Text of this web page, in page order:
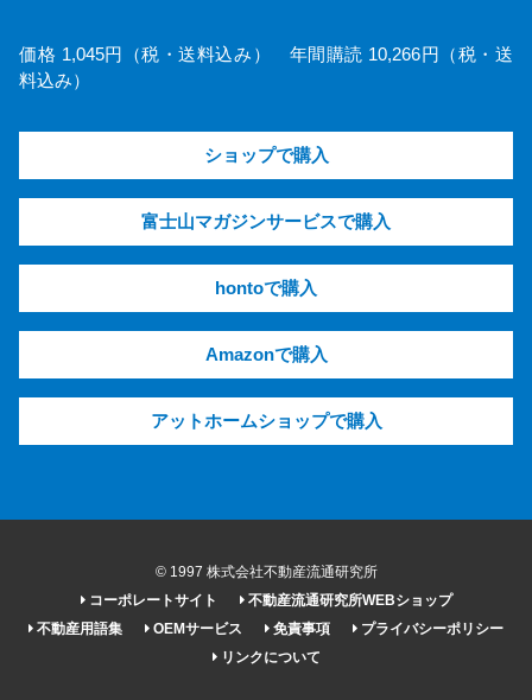
価格 1,045円（税・送料込み） 年間購読 10,266円（税・送
料込み）
ショップで購入
富士山マガジンサービスで購入
hontoで購入
Amazonで購入
アットホームショップで購入
© 1997 株式会社不動産流通研究所
コーポレートサイト
不動産流通研究所WEBショップ
不動産用語集
OEMサービス 免責事項
プライバシーポリシー
リンクについて